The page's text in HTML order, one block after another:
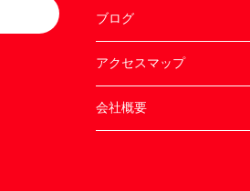
ブログ
アクセスマップ
会社概要